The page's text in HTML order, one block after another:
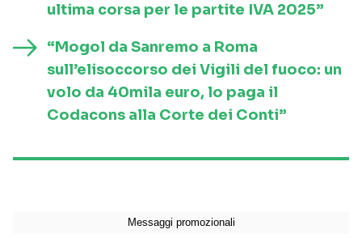
ultima corsa per le partite IVA 2025”
“Mogol da Sanremo a Roma
sull’elisoccorso dei Vigili del fuoco: un
volo da 40mila euro, lo paga il
Codacons alla Corte dei Conti”